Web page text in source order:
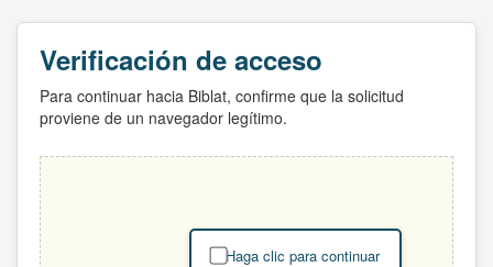
Verificación de acceso
Para continuar hacia Biblat, confirme que la solicitud
proviene de un navegador legítimo.
Haga clic para continuar